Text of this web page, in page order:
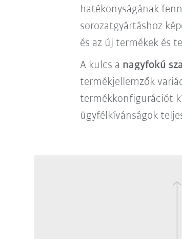
hatékonyságának
sorozatgyártáshoz
és az új termékek és
A kulcs a nagyfokú
termékjellemzők
termékkonfigurációt
ügyfélkívánságok